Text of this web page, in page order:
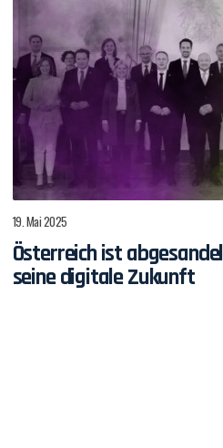
19. Mai 2025
Österreich ist
seine digitale Zukunft